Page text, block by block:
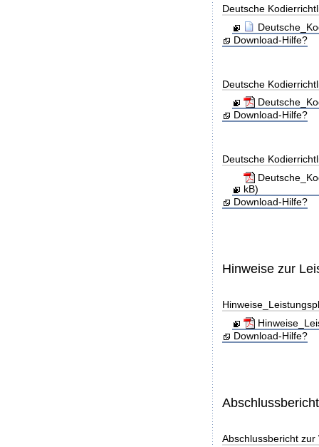
Deutsche
Download-Hilfe?
Deutsche
Download-Hilfe?
Deutsche
kB)
Download-Hilfe?
Hinweise zur
Download-Hilfe?
Abschlussbericht